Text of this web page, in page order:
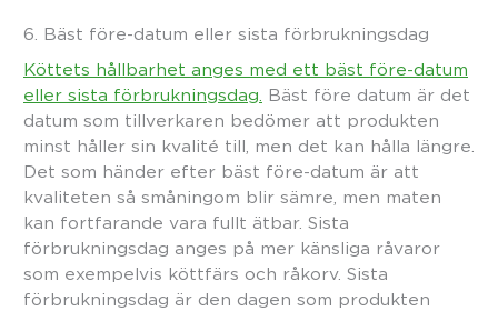
6. Bäst före-datum eller sista förbrukningsdag
Köttets hållbarhet anges med ett bäst före-datum
eller sista förbrukningsdag. Bäst före datum är det
datum som tillverkaren bedömer att produkten
minst håller sin kvalité till, men det kan hålla längre.
Det som händer efter bäst före-datum är att
kvaliteten så småningom blir sämre, men maten
kan fortfarande vara fullt ätbar. Sista
förbrukningsdag anges på mer känsliga råvaror
som exempelvis köttfärs och råkorv. Sista
förbrukningsdag är den dagen som produkten